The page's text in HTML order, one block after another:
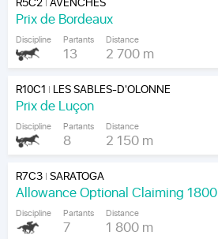
Prix de Bordeaux
Discipline Partants
13
Distance
2 700 m
R10C1 | LES SABLES-D'OLONNE
Prix de Luçon
Discipline Partants
8
Distance
2 150 m
R7C3|SARATOGA
Allowance Optional Claiming 1800
Discipline Partants
7
Distance
1 800 m